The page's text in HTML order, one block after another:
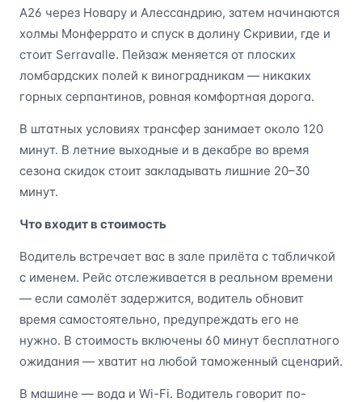
A26 через Новару и Алессандрию, затем начинаются
холмы Монферрато и спуск в долину Скривии, где и
стоит Serravalle. Пейзаж меняется от плоских
ломбардских полей к виноградникам — никаких
горных серпантинов, ровная комфортная дорога.
В штатных условиях трансфер занимает около 120
минут. В летние выходные и в декабре во время
сезона скидок стоит закладывать лишние 20–30
минут.
Что входит в стоимость
Водитель встречает вас в зале прилёта с табличкой
с именем. Рейс отслеживается в реальном времени
— если самолёт задержится, водитель обновит
время самостоятельно, предупреждать его не
нужно. В стоимость включены 60 минут бесплатного
ожидания — хватит на любой таможенный сценарий.
В машине — вода и Wi-Fi. Водитель говорит по-